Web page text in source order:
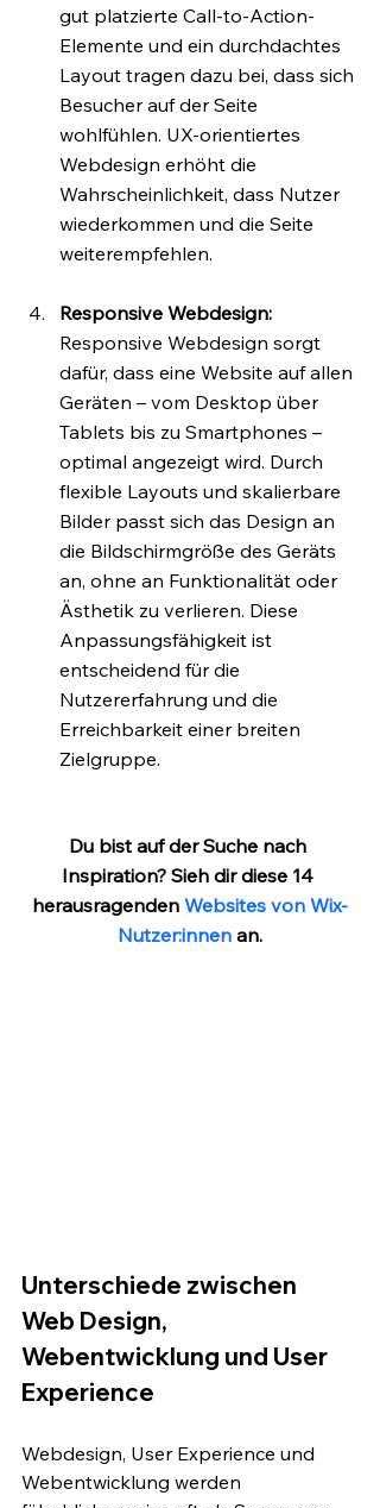
gut platzierte Call-to-Action-
Elemente und ein durchdachtes
Layout tragen dazu bei, dass sich
Besucher auf der Seite
wohlfühlen. UX-orientiertes
Webdesign erhöht die
Wahrscheinlichkeit, dass Nutzer
wiederkommen und die Seite
weiterempfehlen.
Responsive Webdesign:
Responsive Webdesign sorgt
dafür, dass eine Website auf allen
Geräten – vom Desktop über
Tablets bis zu Smartphones –
optimal angezeigt wird. Durch
flexible Layouts und skalierbare
Bilder passt sich das Design an
die Bildschirmgröße des Geräts
an, ohne an Funktionalität oder
Ästhetik zu verlieren. Diese
Anpassungsfähigkeit ist
entscheidend für die
Nutzererfahrung und die
Erreichbarkeit einer breiten
Zielgruppe.
Du bist auf der Suche nach
Inspiration? Sieh dir diese 14
herausragenden Websites von Wix-
Nutzer:innen an.
Unterschiede zwischen
Web Design,
Webentwicklung und User
Experience
Webdesign, User Experience und
Webentwicklung werden